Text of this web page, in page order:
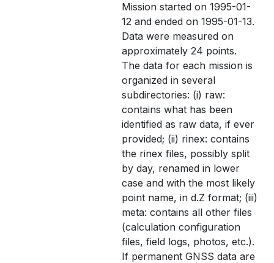
Mission started on 1995-01-
12 and ended on 1995-01-13.
Data were measured on
approximately 24 points.
The data for each mission is
organized in several
subdirectories: (i) raw:
contains what has been
identified as raw data, if ever
provided; (ii) rinex: contains
the rinex files, possibly split
by day, renamed in lower
case and with the most likely
point name, in d.Z format; (iii)
meta: contains all other files
(calculation configuration
files, field logs, photos, etc.).
If permanent GNSS data are